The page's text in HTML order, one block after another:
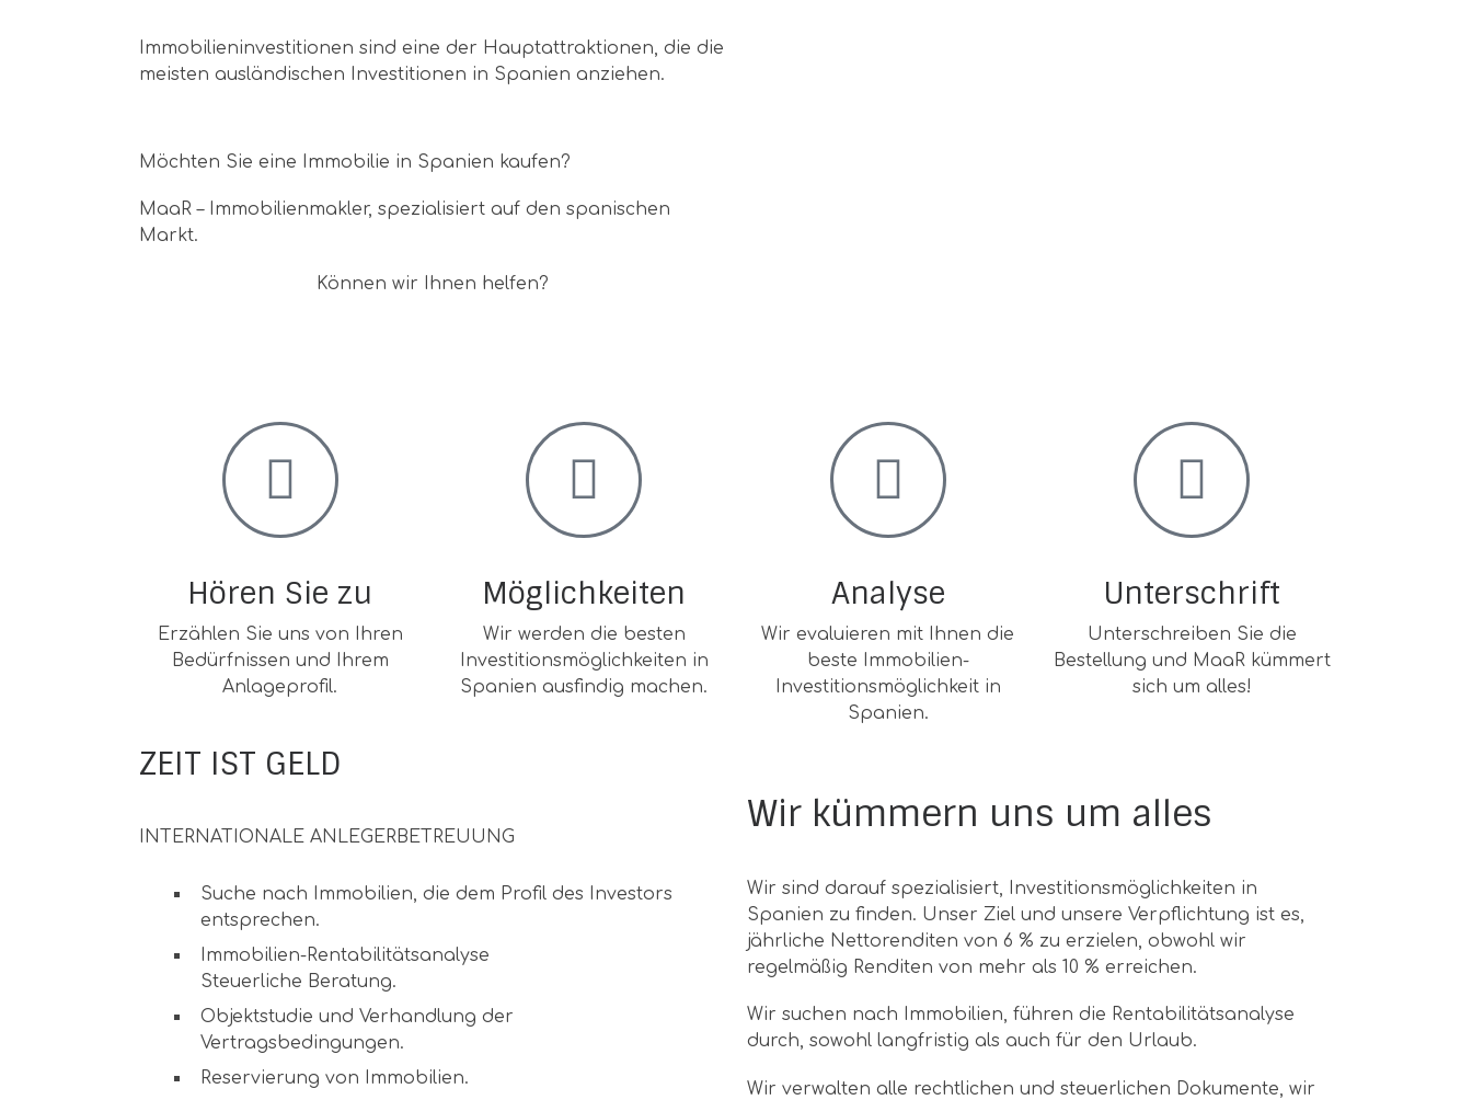
Immobilieninvestitionen sind eine der Hauptattraktionen, die die
meisten ausländischen Investitionen in Spanien anziehen.
Möchten Sie eine Immobilie in Spanien kaufen?
MaaR – Immobilienmakler, spezialisiert auf den spanischen
Markt.
Können wir Ihnen helfen?
Hören Sie zu
Erzählen Sie uns von Ihren
Bedürfnissen und Ihrem
Anlageprofil.
Möglichkeiten
Wir werden die besten
Investitionsmöglichkeiten in
Spanien ausfindig machen.
Analyse
Wir evaluieren mit Ihnen die
beste Immobilien-
Investitionsmöglichkeit in
Spanien.
Unterschrift
Unterschreiben Sie die
Bestellung und MaaR kümmert
sich um alles!
ZEIT IST GELD
INTERNATIONALE ANLEGERBETREUUNG
Suche nach Immobilien, die dem Profil des Investors
entsprechen.
Immobilien-Rentabilitätsanalyse
Steuerliche Beratung.
Objektstudie und Verhandlung der
Vertragsbedingungen.
Reservierung von Immobilien.
Wir kümmern uns um alles
Wir sind darauf spezialisiert, Investitionsmöglichkeiten in
Spanien zu finden. Unser Ziel und unsere Verpflichtung ist es,
jährliche Nettorenditen von 6 % zu erzielen, obwohl wir
regelmäßig Renditen von mehr als 10 % erreichen.
Wir suchen nach Immobilien, führen die Rentabilitätsanalyse
durch, sowohl langfristig als auch für den Urlaub.
Wir verwalten alle rechtlichen und steuerlichen Dokumente, wir